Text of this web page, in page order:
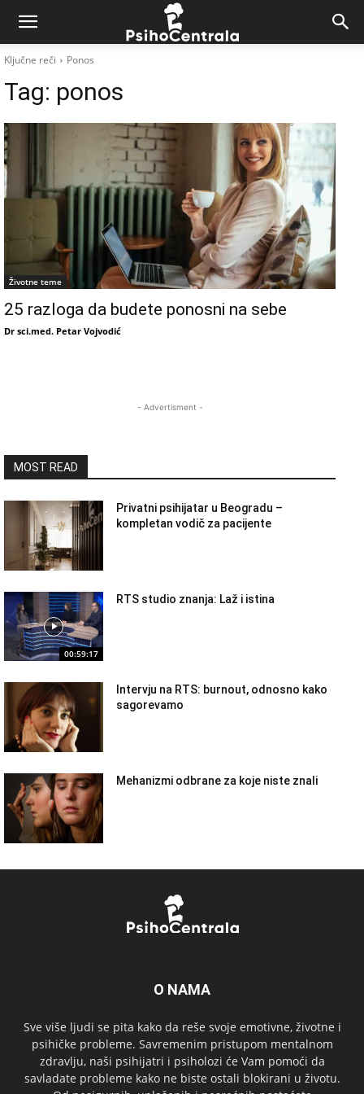
Ključne reči Ponos
Tag: ponos
Životne teme
25 razloga da budete ponosni na sebe
Dr sci.med. Petar Vojvodić
- Advertisment -
MOST READ
Privatni psihijatar u Beogradu –
kompletan vodič za pacijente
00:59:17
RTS studio znanja: Laž i istina
Intervju na RTS: burnout, odnosno kako
sagorevamo
Mehanizmi odbrane za koje niste znali
O NAMA
Sve više ljudi se pita kako da reše svoje emotivne, životne i
psihičke probleme. Savremenim pristupom mentalnom
zdravlju, naši psihijatri i psiholozi će Vam pomoći da
savladate probleme kako ne biste ostali blokirani u životu.